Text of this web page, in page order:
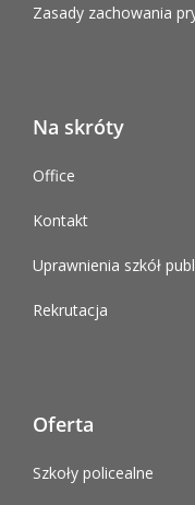
Zasady zachowania
Na skróty
Office
Kontakt
Uprawnienia szkół
Rekrutacja
Oferta
Szkoły policealne